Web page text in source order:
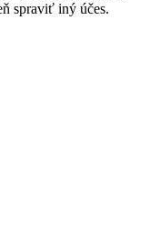
spraviť iný účes.